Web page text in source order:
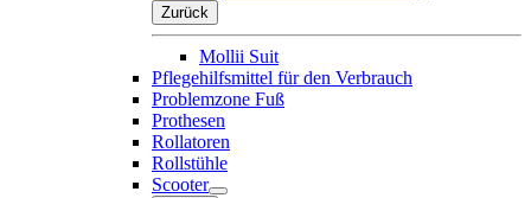
Zurück
Mollii Suit
Pflegehilfsmittel für den Verbrauch
Problemzone Fuß
Prothesen
Rollatoren
Rollstühle
Scooter